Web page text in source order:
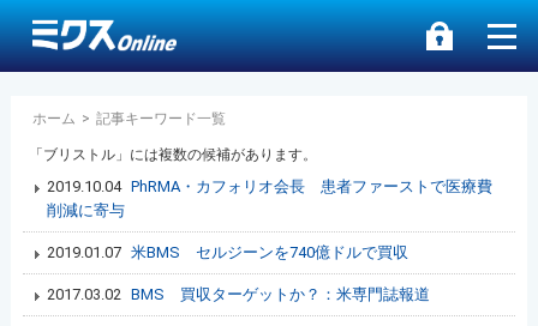
ホーム > 記事キーワード一覧
「ブリストル」には複数の候補があります。
2019.10.04 PhRMA・カフォリオ会長 患者ファーストで医療費
削減に寄与
2019.01.07 米BMS セルジーンを740億ドルで買収
2017.03.02 BMS 買収ターゲットか？：米専門誌報道